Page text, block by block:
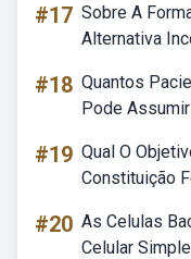
#17 Sobre A
Alternativa
#18 Quantos
Pode
#19 Qual O
Constituição
#20 As Celulas
Celular